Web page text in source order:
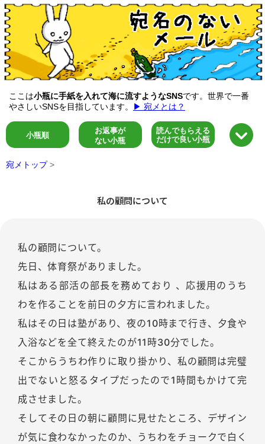
ここは小瓶に手紙を入れて海に流すようなSNSです。世界で一番
やさしいSNSを目指しています。
▶ 宛メとは？
小瓶順
お返事が
ない小瓶
読んでもらえる
だけで良い小瓶
宛メトップ >
私の顧問について
私の顧問について。
先日、体育祭がありました。
私はある部活の部長を務めており 、応援用のうち
わを作ることを前日の夕方に言われました。
私はその日は塾があり、夜の10時まで行き、夕食や
入浴などを全て終えたのが11時30分でした。
そこからうちわ作りに取り掛かり、私の顧問は完璧
出でないと怒るタイプだったので1時間もかけて完
成させました。
そしてその日の朝に顧問に見せたところ、デザイン
が気に食わなかったのか、うちわをチョークで白く